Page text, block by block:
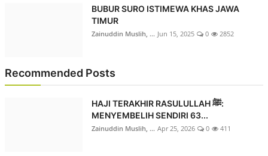
BUBUR SURO ISTIMEWA KHAS JAWA
TIMUR
Zainuddin Muslih, ... Jun 15, 2025 0 2852
Recommended Posts
HAJI TERAKHIR RASULULLAH ﷺ:
MENYEMBELIH SENDIRI 63...
Zainuddin Muslih, ... Apr 25, 2026 0 411